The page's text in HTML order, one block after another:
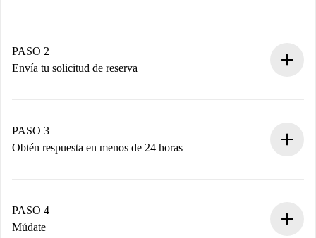
Tienes toda la información necesaria por adelantado.
PASO 2
Envía tu solicitud de reserva
propietario acepte.
PASO 3
Obtén respuesta en menos de 24 horas
contacto con el propietario.
Si es rechazada: No te haremos ningún cargo y te
PASO 4
Múdate